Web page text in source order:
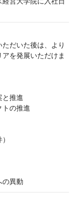
だいた後は、より
を発展いただけま
と推進
トの推進
の異動